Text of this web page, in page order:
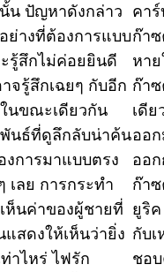
น ปัญหาดังกล่าว
ย่างที่ต้องการแบบ
รู้สึกไม่ค่อยยินดี
จรู้สึกเฉยๆ กับอีก
นขณะเดียวกัน
นธ์ที่ดูลึกลับน่าค้น
การมาแบบตรง
เลย การกระทำ
ห็นค่าของผู้ชายที่
สดงให้เห็นว่ายิ่ง
าไหร่ ไฟรัก
คา
ก๊า
หา
ก๊า
เดี
ออ
ออ
ก๊า
ยูริ
กับ
ชอ